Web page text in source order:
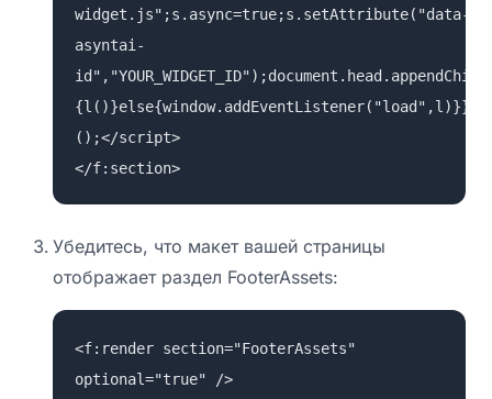
widget.js";s.async=true;s.setAttribute("data-
asyntai-
{l()}else{window.addEventListener("load",l)}})
();</script>
</f:section>
Убедитесь, что макет вашей страницы
отображает раздел FooterAssets:
<f:render section="FooterAssets"
optional="true" />